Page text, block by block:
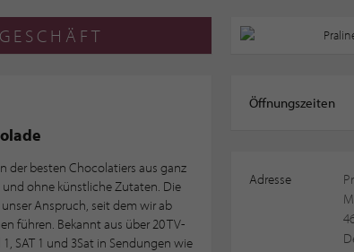
der besten Chocolatiers aus ganz
ohne künstliche Zutaten. Die
Anspruch, seit dem wir ab
führen. Bekannt aus über 20 TV-
1, SAT 1 und 3Sat in Sendungen wie
Öffnungszeiten
Adresse